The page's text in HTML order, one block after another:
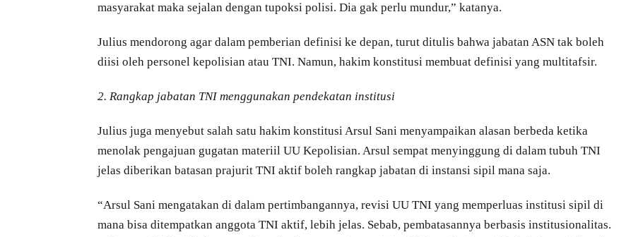
masyarakat maka sejalan dengan tupoksi polisi. Dia gak perlu mundur,” katanya.
Julius mendorong agar dalam pemberian definisi ke depan, turut ditulis bahwa jabatan ASN tak boleh
diisi oleh personel kepolisian atau TNI. Namun, hakim konstitusi membuat definisi yang multitafsir.
2. Rangkap jabatan TNI menggunakan pendekatan institusi
Julius juga menyebut salah satu hakim konstitusi Arsul Sani menyampaikan alasan berbeda ketika
menolak pengajuan gugatan materiil UU Kepolisian. Arsul sempat menyinggung di dalam tubuh TNI
jelas diberikan batasan prajurit TNI aktif boleh rangkap jabatan di instansi sipil mana saja.
“Arsul Sani mengatakan di dalam pertimbangannya, revisi UU TNI yang memperluas institusi sipil di
mana bisa ditempatkan anggota TNI aktif, lebih jelas. Sebab, pembatasannya berbasis institusionalitas.